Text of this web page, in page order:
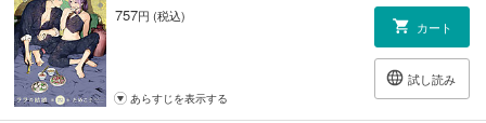
757円 (税込)
カート
試し読み
あらすじを表示する